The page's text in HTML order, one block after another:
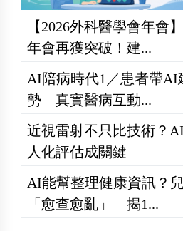
【2026外科醫學會年會
年會再獲突破！建...
AI陪病時代1／患者帶AI
勢 真實醫病互動...
近視雷射不只比技術？
人化評估成關鍵
AI能幫整理健康資訊？
「愈查愈亂」 揭1...